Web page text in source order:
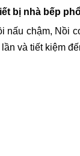
bị nhà bếp
nấu chậm, Nồi
và tiết kiệm